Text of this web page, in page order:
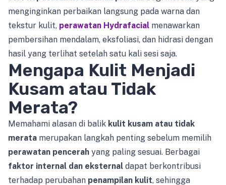
menginginkan perbaikan langsung pada warna dan
tekstur kulit, perawatan Hydrafacial menawarkan
pembersihan mendalam, eksfoliasi, dan hidrasi dengan
hasil yang terlihat setelah satu kali sesi saja.
Mengapa Kulit Menjadi
Kusam atau Tidak
Merata?
Memahami alasan di balik kulit kusam atau tidak
merata merupakan langkah penting sebelum memilih
perawatan pencerah yang paling sesuai. Berbagai
faktor internal dan eksternal dapat berkontribusi
terhadap perubahan penampilan kulit, sehingga